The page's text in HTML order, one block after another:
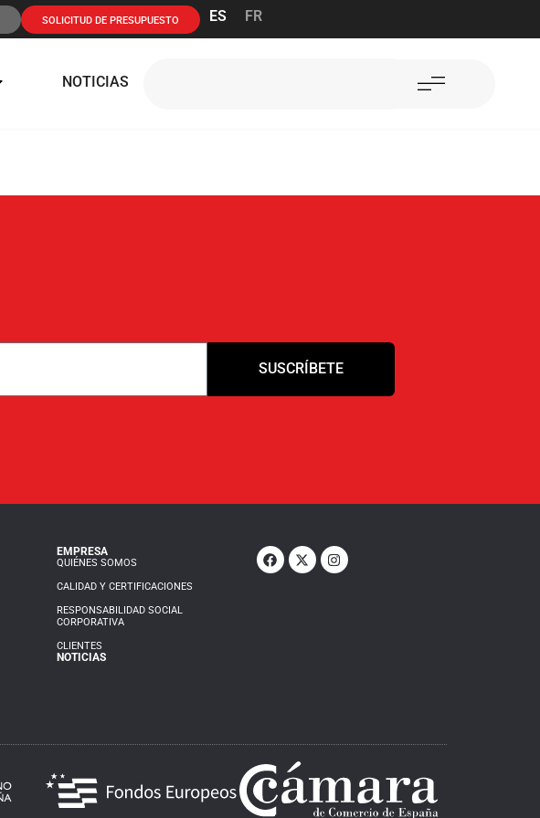
SOLICITUD DE PRESUPUESTO ES FR
NOTICIAS
SUSCRÍBETE
EMPRESA
QUIÉNES SOMOS
CALIDAD Y CERTIFICACIONES
RESPONSABILIDAD SOCIAL
CORPORATIVA
CLIENTES
NOTICIAS